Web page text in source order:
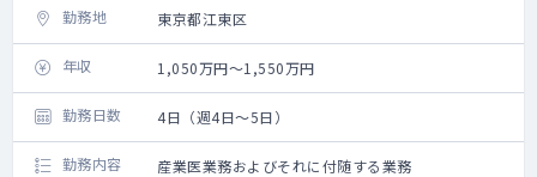
勤務地 東京都江東区
年収 1,050万円～1,550万円
勤務日数 4日（週4日～5日）
勤務内容 産業医業務およびそれに付随する業務